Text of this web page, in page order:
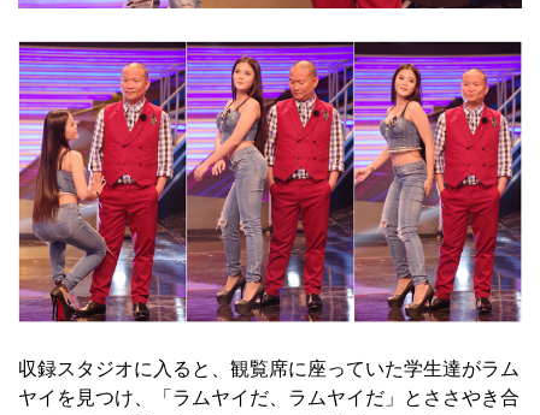
収録スタジオに入ると、観覧席に座っていた学生達がラム
ヤイを見つけ、「ラムヤイだ、ラムヤイだ」とささやき合